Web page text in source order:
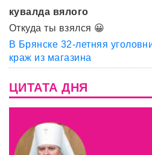
кувалда вялого
Откуда ты взялся 😀
В Брянске 32-летняя
краж из магазина
ЦИТАТА ДНЯ